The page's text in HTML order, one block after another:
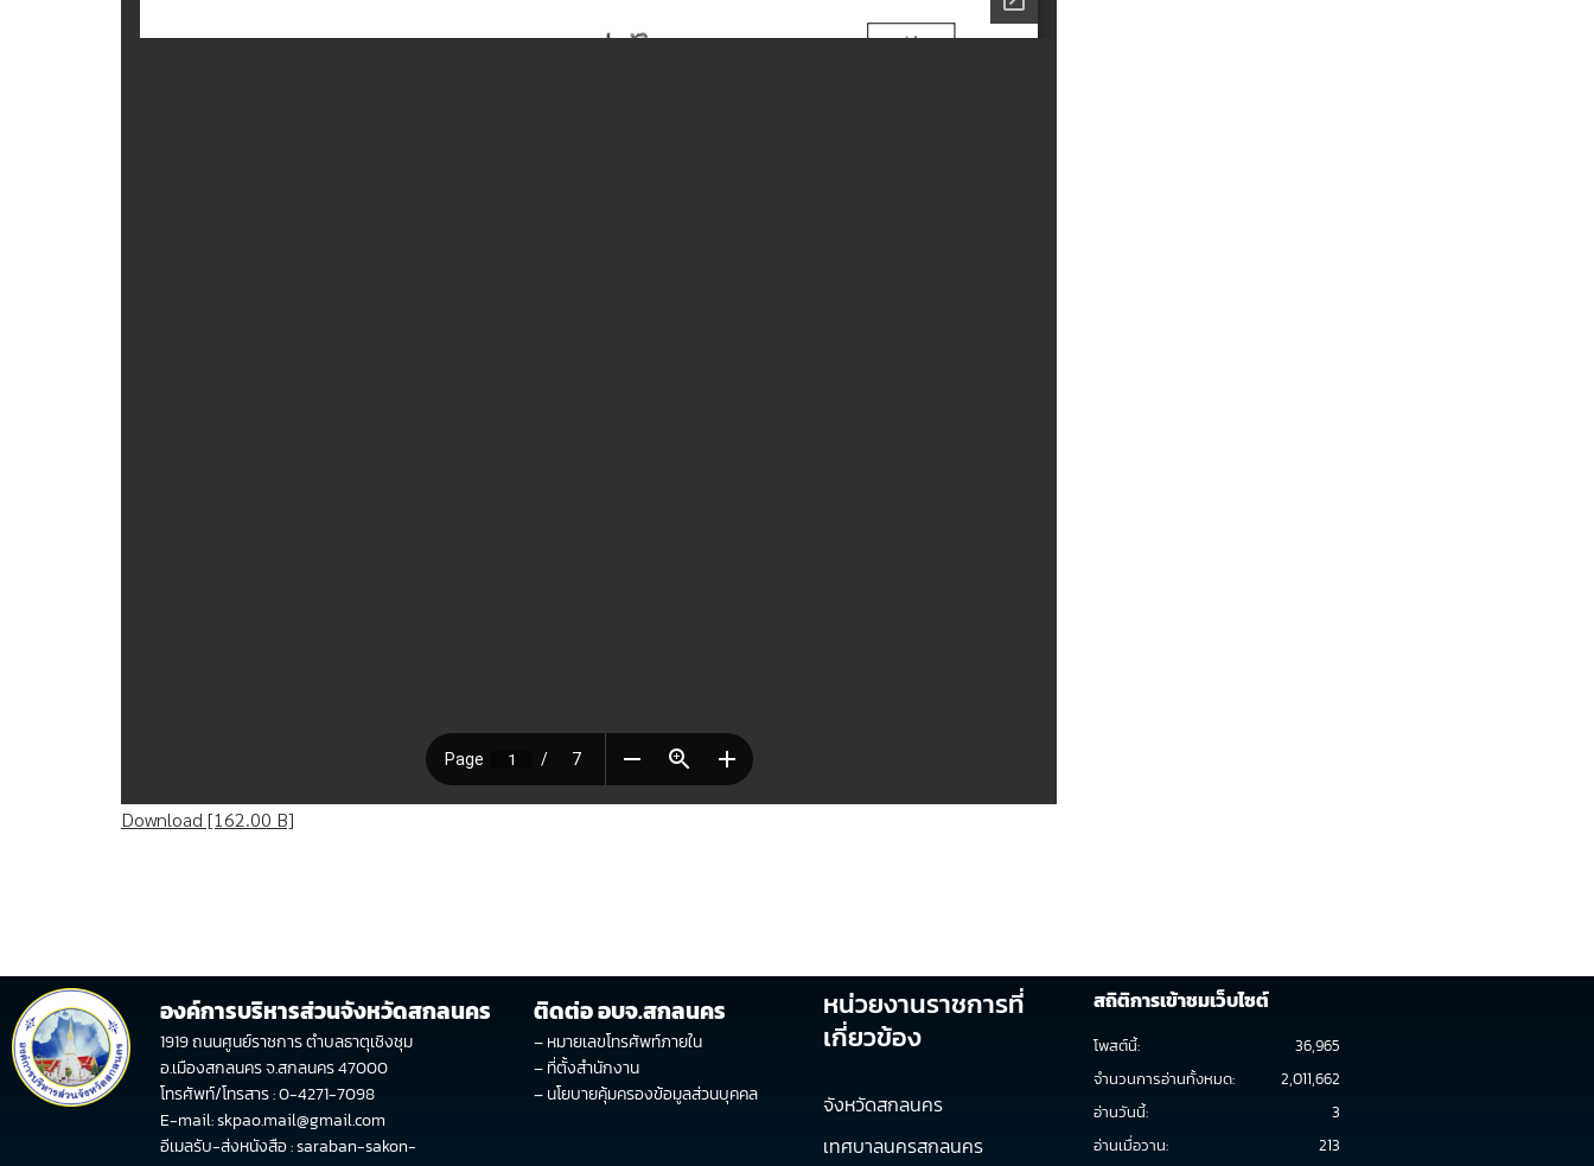
Download [162.00 B]
องค์การบริหารส่วนจังหวัดสกลนคร
1919 ถนนศูนย์ราชการ ตำบลธาตุเชิงชุม
อ.เมืองสกลนคร จ.สกลนคร 47000
โทรศัพท์/โทรสาร : 0-4271-7098
E-mail: skpao.mail@gmail.com
อีเมลรับ-ส่งหนังสือ : saraban-sakon-
ติดต่อ อบจ.สกลนคร
–หมายเลขโทรศัพท์ภายใน
–ที่ตั้งสำนักงาน
–นโยบายคุ้มครองข้อมูลส่วนบุคคล
หน่วยงานราชการที่
เกี่ยวข้อง
จังหวัดสกลนคร
เทศบาลนครสกลนคร
สถิติการเข้าชมเว็บไซต์
โพสต์นี้:
36,965
จำนวนการอ่านทั้งหมด:
2,011,662
อ่านวันนี้:
3
อ่านเมื่อวาน:
213